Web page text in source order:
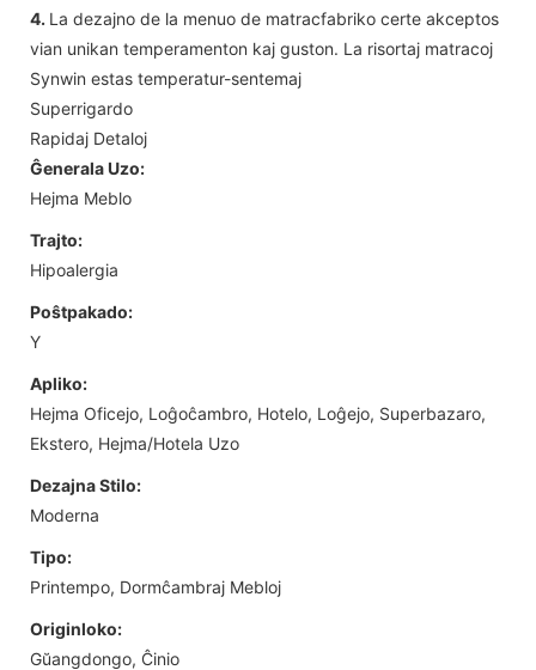
4. La dezajno de la menuo de matracfabriko certe akceptos
vian unikan temperamenton kaj guston. La risortaj matracoj
Synwin estas temperatur-sentemaj
Superrigardo
Rapidaj Detaloj
Ĝenerala Uzo:
Hejma Meblo
Trajto:
Hipoalergia
Poŝtpakado:
Y
Apliko:
Hejma Oficejo, Loĝoĉambro, Hotelo, Loĝejo, Superbazaro,
Ekstero, Hejma/Hotela Uzo
Dezajna Stilo:
Moderna
Tipo:
Printempo, Dormĉambraj Mebloj
Originloko:
Gŭangdongo, Ĉinio